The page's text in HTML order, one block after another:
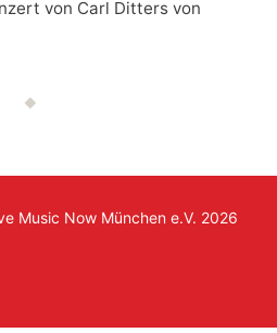
von Carl Ditters von
Music Now München e.V. 2026